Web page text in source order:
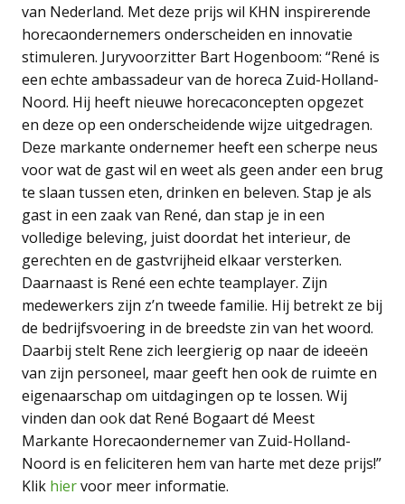
van Nederland. Met deze prijs wil KHN inspirerende
horecaondernemers onderscheiden en innovatie
stimuleren. Juryvoorzitter Bart Hogenboom: “René is
een echte ambassadeur van de horeca Zuid-Holland-
Noord. Hij heeft nieuwe horecaconcepten opgezet
en deze op een onderscheidende wijze uitgedragen.
Deze markante ondernemer heeft een scherpe neus
voor wat de gast wil en weet als geen ander een brug
te slaan tussen eten, drinken en beleven. Stap je als
gast in een zaak van René, dan stap je in een
volledige beleving, juist doordat het interieur, de
gerechten en de gastvrijheid elkaar versterken.
Daarnaast is René een echte teamplayer. Zijn
medewerkers zijn z’n tweede familie. Hij betrekt ze bij
de bedrijfsvoering in de breedste zin van het woord.
Daarbij stelt Rene zich leergierig op naar de ideeën
van zijn personeel, maar geeft hen ook de ruimte en
eigenaarschap om uitdagingen op te lossen. Wij
vinden dan ook dat René Bogaart dé Meest
Markante Horecaondernemer van Zuid-Holland-
Noord is en feliciteren hem van harte met deze prijs!”
Klik hiervoor meer informatie.